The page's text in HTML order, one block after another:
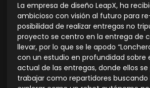
La empresa de diseño LeapX, ha
ambicioso con visión al futuro para
posibilidad de realizar entregas no
proyecto se centro en la entrega de
llevar, por lo que se le apodo
con un estudio en profundidad sobre
actual de las entregas, donde ellos
trabajar como repartidores